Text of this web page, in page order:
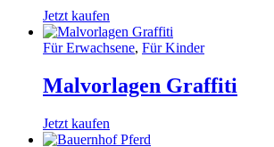
Jetzt kaufen
Für Erwachsene, Für Kinder
Malvorlagen Graffiti
Jetzt kaufen